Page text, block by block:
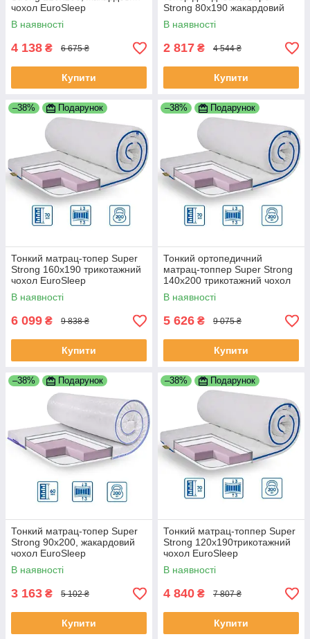
чохол EuroSleep
В наявності
4 138 ₴ 6 675 ₴
Купити
Strong 80x190 жакардовий
чохол ТМ EuroSleep
В наявності
2 817 ₴ 4 544 ₴
Купити
–38% Подарунок
Тонкий матрац-топер Super
Strong 160x190 трикотажний
чохол EuroSleep
В наявності
6 099 ₴ 9 838 ₴
Купити
–38% Подарунок
Тонкий ортопедичний
матрац-топпер Super Strong
140x200 трикотажний чохол
EuroSleep
В наявності
5 626 ₴ 9 075 ₴
Купити
–38% Подарунок
Тонкий матрац-топер Super
Strong 90x200, жакардовий
чохол EuroSleep
В наявності
3 163 ₴ 5 102 ₴
Купити
–38% Подарунок
Тонкий матрац-топпер Super
Strong 120x190трикотажний
чохол EuroSleep
В наявності
4 840 ₴ 7 807 ₴
Купити